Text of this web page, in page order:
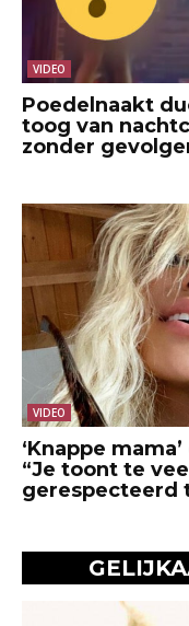
VIDEO
Poedelnaakt
toog van
zonder
VIDEO
‘Knappe
“Je toont te
gerespecteerd